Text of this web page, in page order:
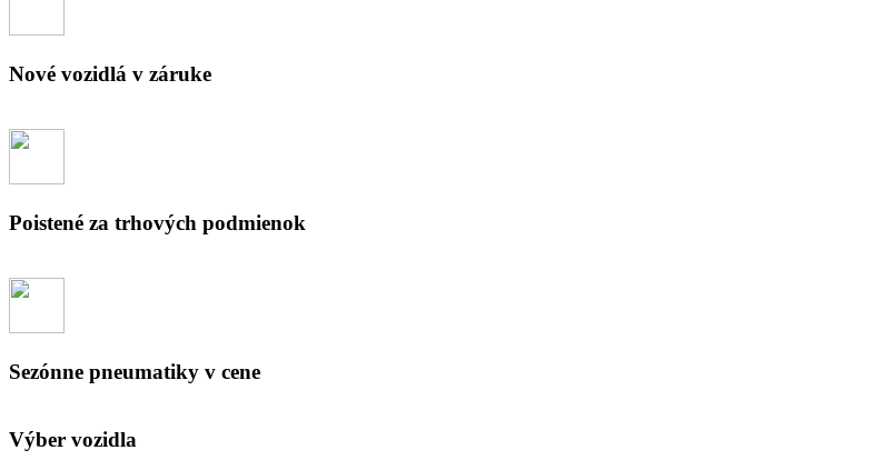
Nové vozidlá v záruke
Poistené za trhových podmienok
Sezónne pneumatiky v cene
Výber vozidla